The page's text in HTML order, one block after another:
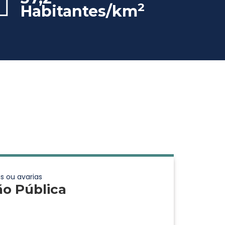
Habitantes/km2
ou avarias
Pública